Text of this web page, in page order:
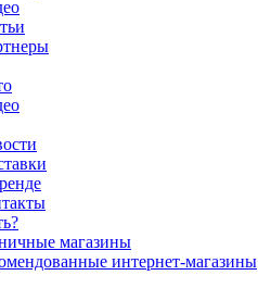
магазины
интернет-магазины